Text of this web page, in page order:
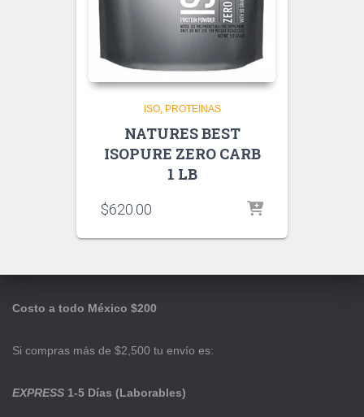
ISO PROTEINAS
NATURES BEST
ISOPURE ZERO CARB
1 LB
$620.00
Costo a todo México $200
Si compras más de $2,500 tu envío es:
EXPRESS 1-5 Días (Laborables)